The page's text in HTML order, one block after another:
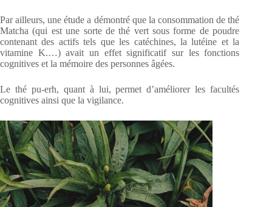
Par ailleurs, une étude a démontré que la consommation de thé
Matcha (qui est une sorte de thé vert sous forme de poudre
contenant des actifs tels que les catéchines, la lutéine et la
vitamine K.…) avait un effet significatif sur les fonctions
cognitives et la mémoire des personnes âgées.
Le thé pu-erh, quant à lui, permet d’améliorer les facultés
cognitives ainsi que la vigilance.